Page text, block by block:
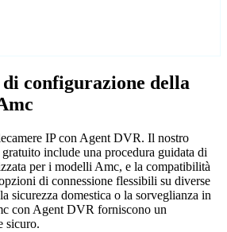
configurazione della
IP con Agent DVR. Il nostro
include una procedura guidata di
per i modelli Amc, e la compatibilità
di connessione flessibili su diverse
sicurezza domestica o la sorveglianza in
con Agent DVR forniscono un
sicuro.